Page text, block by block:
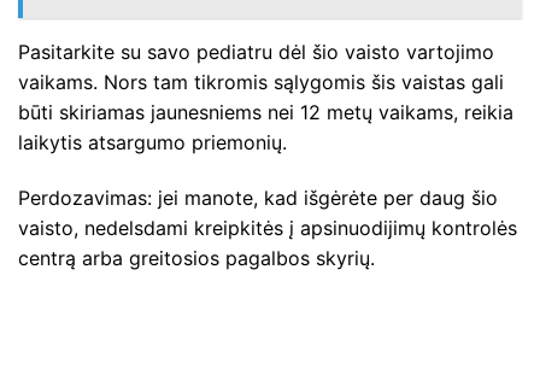
Pasitarkite su savo pediatru dėl šio vaisto vartojimo
vaikams. Nors tam tikromis sąlygomis šis vaistas gali
būti skiriamas jaunesniems nei 12 metų vaikams, reikia
laikytis atsargumo priemonių.
Perdozavimas: jei manote, kad išgėrėte per daug šio
vaisto, nedelsdami kreipkitės į apsinuodijimų kontrolės
centrą arba greitosios pagalbos skyrių.